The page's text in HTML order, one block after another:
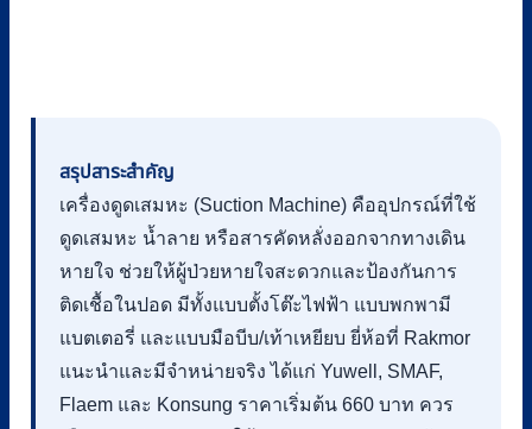
สรุปสาระสำคัญ
เครื่องดูดเสมหะ (Suction Machine) คืออุปกรณ์ที่ใช้
ดูดเสมหะ น้ำลาย หรือสารคัดหลั่งออกจากทางเดิน
หายใจ ช่วยให้ผู้ป่วยหายใจสะดวกและป้องกันการ
ติดเชื้อในปอด มีทั้งแบบตั้งโต๊ะไฟฟ้า แบบพกพามี
แบตเตอรี่ และแบบมือบีบ/เท้าเหยียบ ยี่ห้อที่ Rakmor
แนะนำและมีจำหน่ายจริง ได้แก่ Yuwell, SMAF,
Flaem และ Konsung ราคาเริ่มต้น 660 บาท ควร